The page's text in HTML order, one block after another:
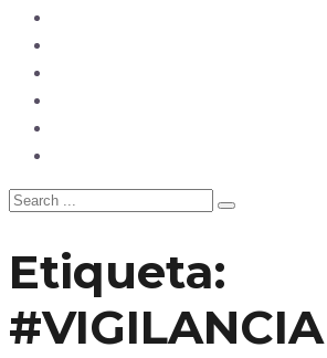
Etiqueta:
#VIGILANCIA